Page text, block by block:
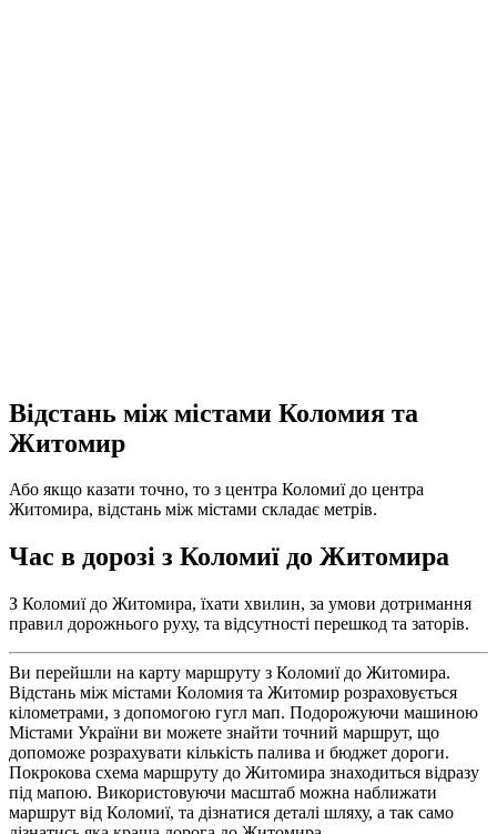
Відстань між містами Коломия та
Житомир
Або якщо казати точно, то з центра Коломиї до центра
Житомира, відстань між містами складає метрів.
Час в дорозі з Коломиї до Житомира
З Коломиї до Житомира, їхати хвилин, за умови дотримання
правил дорожнього руху, та відсутності перешкод та заторів.
Ви перейшли на карту маршруту з Коломиї до Житомира.
Відстань між містами Коломия та Житомир розраховується
кілометрами, з допомогою гугл мап. Подорожуючи машиною
Містами України ви можете знайти точний маршрут, що
допоможе розрахувати кількість палива и бюджет дороги.
Покрокова схема маршруту до Житомира знаходиться відразу
під мапою. Використовуючи масштаб можна наближати
маршрут від Коломиї, та дізнатися деталі шляху, а так само